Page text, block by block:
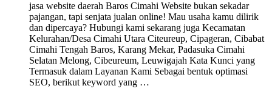
jasa website daerah Baros Cimahi Website bukan sekadar
pajangan, tapi senjata jualan online! Mau usaha kamu dilirik
dan dipercaya? Hubungi kami sekarang juga Kecamatan
Kelurahan/Desa Cimahi Utara Citeureup, Cipageran, Cibabat
Cimahi Tengah Baros, Karang Mekar, Padasuka Cimahi
Selatan Melong, Cibeureum, Leuwigajah Kata Kunci yang
Termasuk dalam Layanan Kami Sebagai bentuk optimasi
SEO, berikut keyword yang …